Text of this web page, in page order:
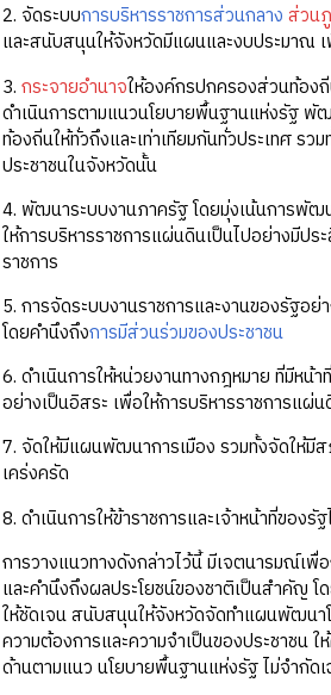
2. จัดระบบการบริหารราชการส่วนกลาง ส่วน
และสนับสนุนให้จังหวัดมีแผนและงบประมาณ
3. กระจายอำนาจให้องค์กรปกครองส่วนท้อง
ดำเนินการตามแนวนโยบายพื้นฐานแห่งรัฐ
ท้องถิ่นให้ทั่วถึงและเท่าเทียมกันทั่วประเทศ
ประชาชนในจังหวัดนั้น
4. พัฒนาระบบงานภาครัฐ โดยมุ่งเน้นการพั
ให้การบริหารราชการแผ่นดินเป็นไปอย่างมีป
ราชการ
5. การจัดระบบงานราชการและงานของรัฐอ
โดยคำนึงถึงการมีส่วนร่วมของประชาชน
6. ดำเนินการให้หน่วยงานทางกฎหมาย ที่มีหน้
อย่างเป็นอิสระ เพื่อให้การบริหารราชการแผ่
7. จัดให้มีแผนพัฒนาการเมือง รวมทั้งจัดให้มี
เคร่งครัด
8. ดำเนินการให้ข้าราชการและเจ้าหน้าที่ของรั
การวางแนวทางดังกล่าวไว้นี้ มีเจตนารมณ์เ
และคำนึงถึงผลประโยชน์ของชาติเป็นสำคัญ
ให้ชัดเจน สนับสนุนให้จังหวัดจัดทำแผนพัฒน
ความต้องการและความจำเป็นของประชาชน
ด้านตามแนว นโยบายพื้นฐานแห่งรัฐ ไม่จำกัด